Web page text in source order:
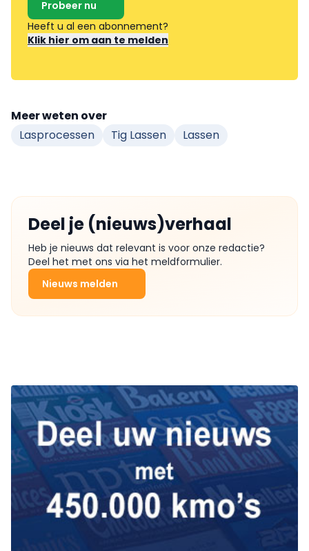
Probeer nu
Heeft u al een abonnement?
Klik hier om aan te melden
Meer weten over
Lasprocessen
Tig Lassen Lassen
Deel je (nieuws)verhaal
Heb je nieuws dat relevant is voor onze redactie?
Deel het met ons via het meldformulier.
Nieuws melden